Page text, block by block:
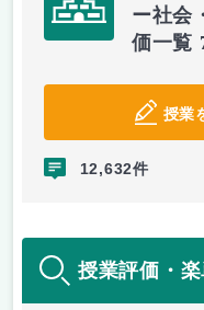
ー社会
価一覧
授業
12,632件
授業評価・